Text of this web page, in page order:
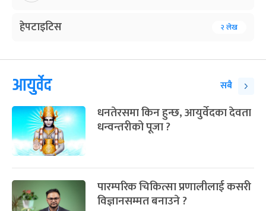
हेपटाइटिस २ लेख
आयुर्वेद सबै
धनतेरसमा किन हुन्छ, आयुर्वेदका देवता
धन्वन्तरीको पूजा ?
पारम्परिक चिकित्सा प्रणालीलाई कसरी
विज्ञानसम्मत बनाउने ?